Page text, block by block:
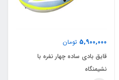
5,900,000 تومان
قایق بادی ساده چهار نفره با
نشیمنگاه